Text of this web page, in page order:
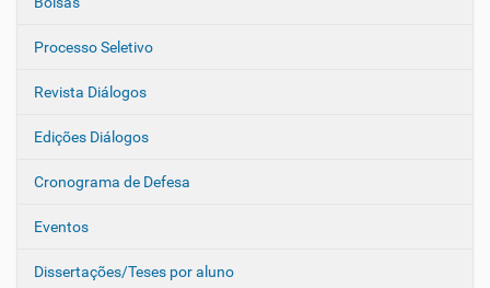
Processo Seletivo
Revista Diálogos
Edições Diálogos
Cronograma de Defesa
Eventos
Dissertações/Teses por aluno